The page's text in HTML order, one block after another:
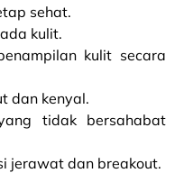
sehat.
kulit.
kulit secara
dan kenyal.
tidak bersahabat
jerawat dan breakout.